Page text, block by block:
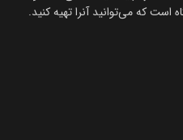
که می‌توانید آنرا تهیه کنید.